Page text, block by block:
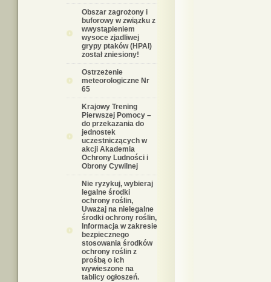
Obszar zagrożony i
buforowy w związku z
wwystąpieniem
wysoce zjadliwej
grypy ptaków (HPAI)
został zniesiony!
Ostrzeżenie
meteorologiczne Nr
65
Krajowy Trening
Pierwszej Pomocy –
do przekazania do
jednostek
uczestniczących w
akcji Akademia
Ochrony Ludności i
Obrony Cywilnej
Nie ryzykuj, wybieraj
legalne środki
ochrony roślin,
Uważaj na nielegalne
środki ochrony roślin,
Informacja w zakresie
bezpiecznego
stosowania środków
ochrony roślin z
prośbą o ich
wywieszone na
tablicy ogłoszeń.